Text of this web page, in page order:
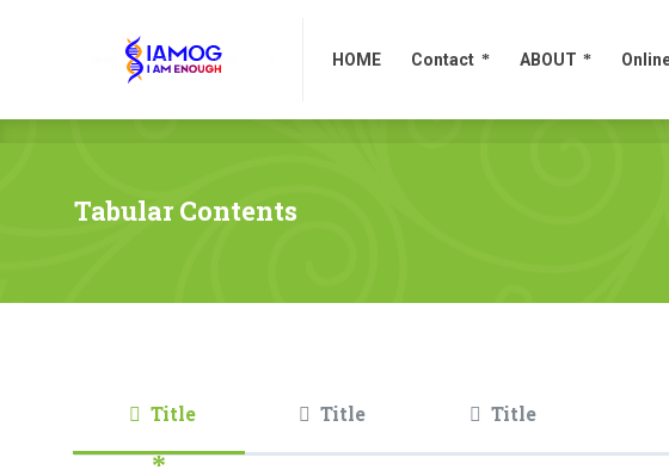
HOME Contact ABOUT
Tabular Contents
Title Title Title